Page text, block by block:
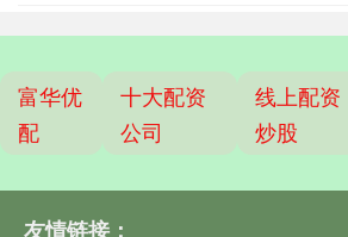
富华优
配
十大配资
公司
线上配资
炒股
友情链接：